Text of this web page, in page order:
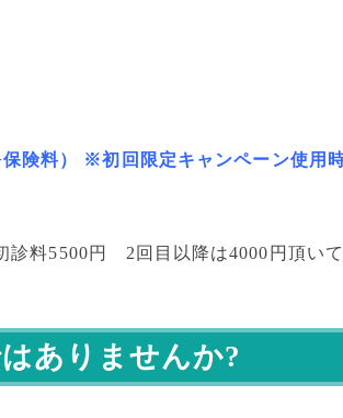
保険料） ※初回限定キャンペーン使用
診料5500円 2回目以降は4000円頂いて
ありませんか?